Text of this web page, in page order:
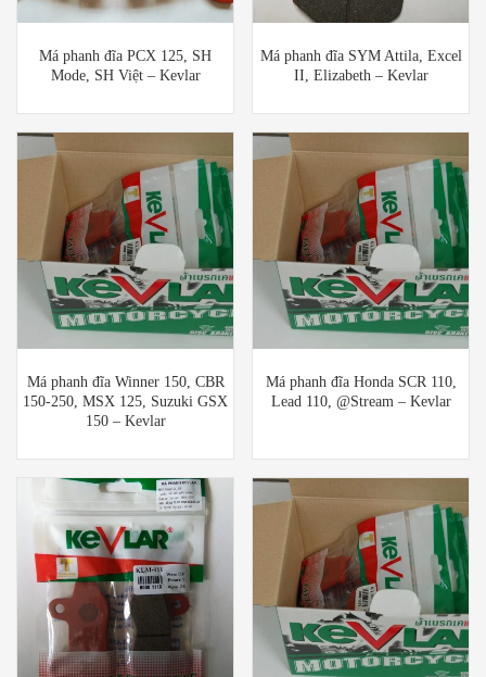
Má phanh đĩa PCX 125, SH
Mode, SH Việt – Kevlar
Má phanh đĩa SYM Attila, Excel
II, Elizabeth – Kevlar
Má phanh đĩa Winner 150, CBR
150-250, MSX 125, Suzuki GSX
150 – Kevlar
Má phanh đĩa Honda SCR 110,
Lead 110, @Stream – Kevlar